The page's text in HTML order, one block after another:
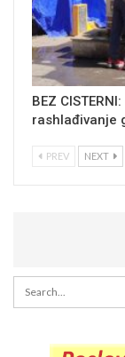
BEZ
rashlađivanje
PREV NEXT